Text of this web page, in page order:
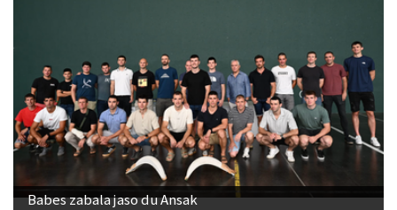
Babes zabala jaso du Ansak